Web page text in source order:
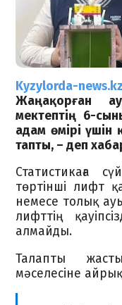
Kyzylorda-news.kz
Жаңақорған
мектептің 6-
адам өмірі үшін
тапты, – деп
Статистикаға
төртінші лифт
немесе толық
лифттің
алмайды.
Талапты
мәселесіне